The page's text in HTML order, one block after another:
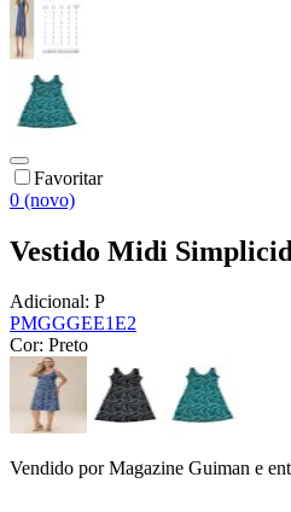
Favoritar
0 (novo)
Vestido Midi
Adicional: P
PMGGGEE1E2
Cor: Preto
Vendido porMagazine Guiman e